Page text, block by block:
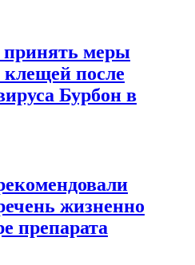
меры
клещей после
Бурбон в
жизненно
препарата